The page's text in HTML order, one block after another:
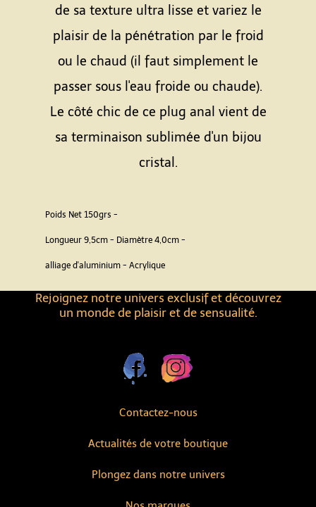
Contactez-nous
Actualités de votre boutique
Rejoignez notre univers exclusif et découvrez
un monde de plaisir et de sensualité.
Plongez dans notre univers
de sa texture ultra lisse et variez le
plaisir de la pénétration par le froid
ou le chaud (il faut simplement le
passer sous l'eau froide ou chaude).
Le côté chic de ce plug anal vient de
sa terminaison sublimée d'un bijou
cristal.
Poids Net 150grs -
Longueur 9,5cm - Diamètre 4,0cm -
alliage d'aluminium - Acrylique